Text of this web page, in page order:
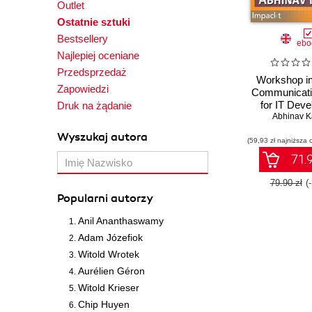
Outlet
Ostatnie sztuki
Bestsellery
Najlepiej oceniane
Przedsprzedaż
Zapowiedzi
Druk na żądanie
Wyszukaj autora
Popularni autorzy
Anil Ananthaswamy
Adam Józefiok
Witold Wrotek
Aurélien Géron
Witold Krieser
Chip Huyen
Workshop
for IT
Unlock the
transform
interact
problems
Abhinav
(59,93 zł najniższa
79.90 zł